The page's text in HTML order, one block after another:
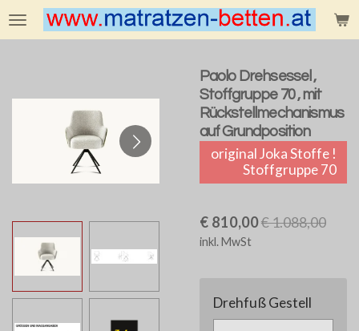
Zum
Hauptinhalt
Paolo Drehsessel ,
Stoffgruppe 70 , mit
Rückstellmechanismus
auf Grundposition
original Joka Stoffe !
Stoffgruppe 70
€ 810,00€ 1.088,00
inkl. MwSt
Drehfuß Gestell